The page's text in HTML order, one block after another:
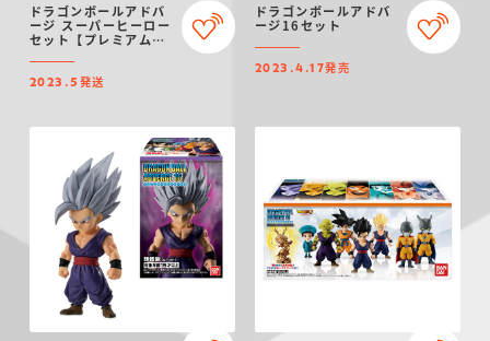
ドラゴンボールアドバ
ージ スーパーヒーロー
セット【プレミアムバ
2023.5 発送
ドラゴンボールアドバ
ージ16セット
2023.4.17発売